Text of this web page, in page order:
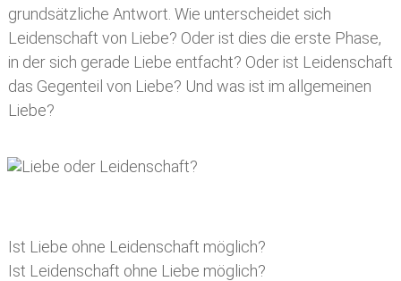
grundsätzliche Antwort. Wie unterscheidet sich
Leidenschaft von Liebe? Oder ist dies die erste Phase,
in der sich gerade Liebe entfacht? Oder ist Leidenschaft
das Gegenteil von Liebe? Und was ist im allgemeinen
Liebe?
Ist Liebe ohne Leidenschaft möglich?
Ist Leidenschaft ohne Liebe möglich?